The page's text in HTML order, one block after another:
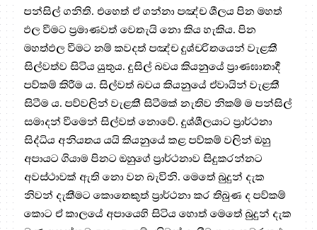
පන්සිල් ගනිති. එහෙත් ඒ ගන්නා පඤ්ච ශීලය පින මහත්
ඵල වීමට ප්‍රමාණවත් වෙතැයි නො කිය හැකිය. පින
මහත්ඵල වීමට නම් කවදත් පඤ්ච දුශ්චරිතයෙන් වැළකී
සිල්වත්ව සිටිය යුතුය. දුසිල් බවය කියනුයේ ප්‍රාණඝාතාදී
පව්කම් කිරීම ය. සිල්වත් බවය කියනුයේ ඒවායින් වැළකී
සිටීම ය. පව්වලින් වැළකී සිටීමක් නැතිව නිකම් ම පන්සිල්
සමාදන් වීමෙන් සිල්වත් නොවේ. දුශ්ශීලයාට ප්‍රාර්ථනා
සිද්ධිය අනියතය යයි කියනුයේ කළ පව්කම් වලින් ඔහු
අපායට ගියාම පිනට ඔහුගේ ප්‍රාර්ථනාව සිදුකරන්නට
අවස්ථාවක් ඇති නො වන බැවිනි. මෙතේ බුදුන් දැක
නිවන් දැකීමට කොතෙකුත් ප්‍රාර්ථනා කර තිබුණ ද පව්කම්
කොට ඒ කාලයේ අපායෙහි සිටිය හොත් මෙතේ බුදුන් දැක